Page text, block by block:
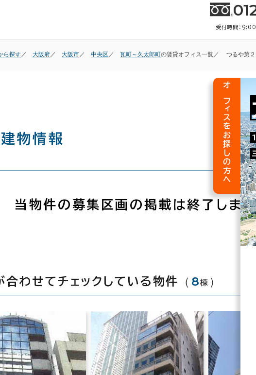
受付時間：
ら探す 大阪府 大阪市 中央区 瓦町～久太郎町の賃貸オフィス一覧 つるや第
物情報
当物件の募集区画の掲載は終了しまし
わせてチェックしている物件 （ 8棟 ）
オフィスをお探しの方へ